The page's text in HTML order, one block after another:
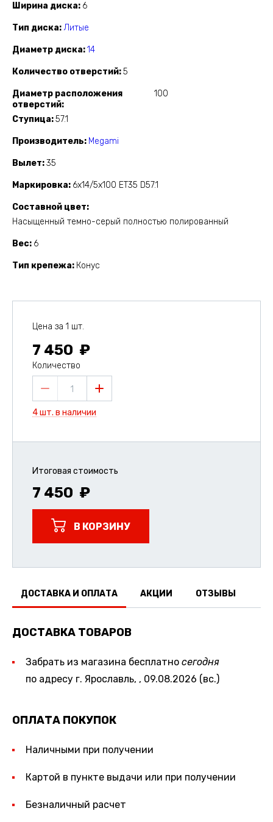
Ширина диска 6
Тип диска Литые
Диаметр диска 14
Количество отверстий 5
Диаметр расположения
отверстий
100
Ступица 57.1
Производитель Megami
Вылет 35
Маркировка 6x14/5x100 ET35 D57.1
Составной цвет
Насыщенный темно-серый полностью полированный
Вес 6
Тип крепежа Конус
Цена за 1 шт.
7 450
Количество
1
4 шт. в наличии
Итоговая стоимость
7 450
В КОРЗИНУ
ДОСТАВКА И ОПЛАТА АКЦИИ ОТЗЫВЫ
ДОСТАВКА ТОВАРОВ
Забрать из магазина бесплатно сегодня
по адресу г. Ярославль, , 09.08.2026 (вс.)
ОПЛАТА ПОКУПОК
Наличными при получении
Картой в пункте выдачи или при получении
Безналичный расчет